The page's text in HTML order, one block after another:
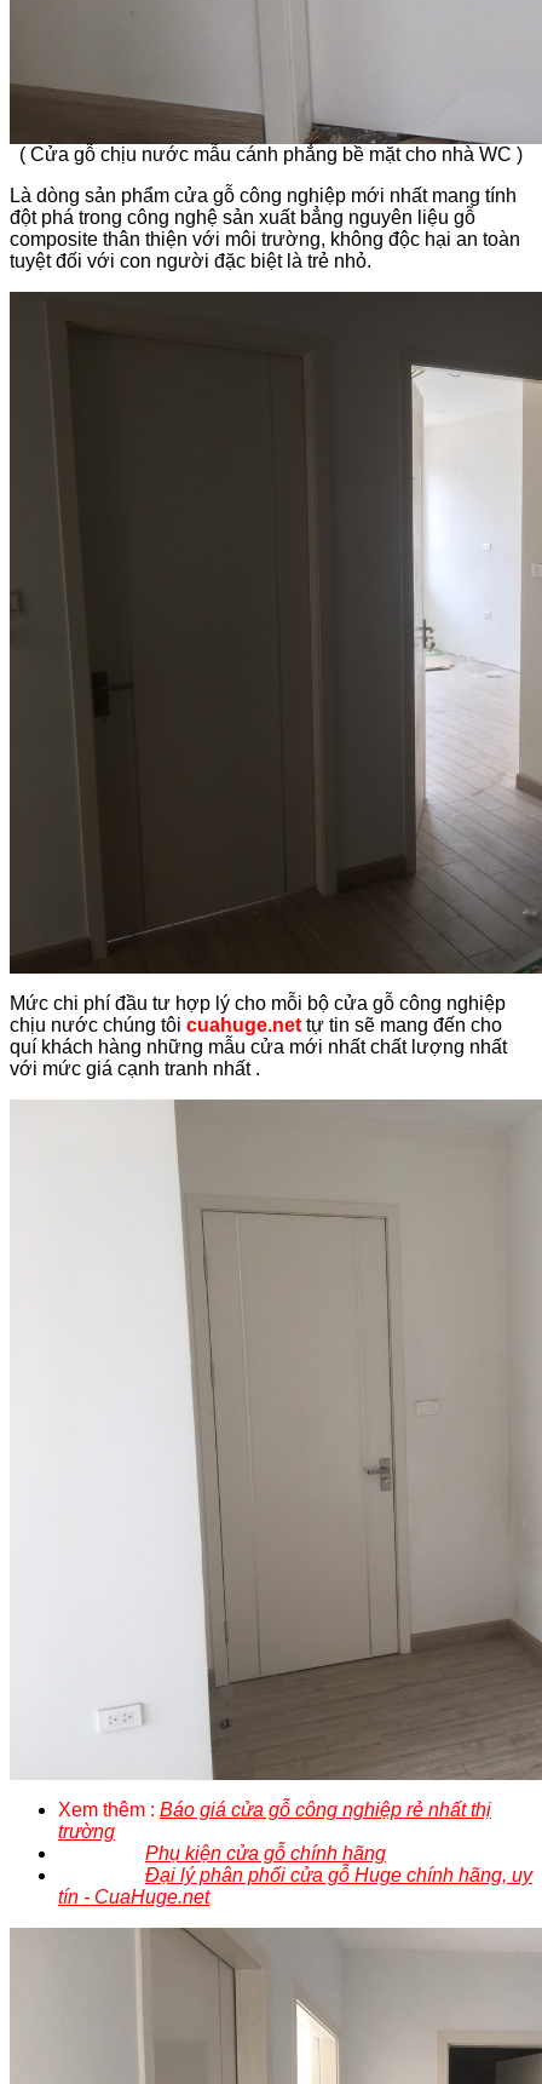
( Cửa gỗ chịu nước mẫu cánh phẳng bề mặt cho nhà WC )
Là dòng sản phẩm cửa gỗ công nghiệp mới nhất mang tính
đột phá trong công nghệ sản xuất bẳng nguyên liệu gỗ
composite thân thiện với môi trường, không độc hại an toàn
tuyệt đối với con người đặc biệt là trẻ nhỏ.
Mức chi phí đầu tư hợp lý cho mỗi bộ cửa gỗ công nghiệp
chịu nước chúng tôi cuahuge.net tự tin sẽ mang đến cho
quí khách hàng những mẫu cửa mới nhất chất lượng nhất
với mức giá cạnh tranh nhất .
Xem thêm : Báo giá cửa gỗ công nghiệp rẻ nhất thị
trường
Phụ kiện cửa gỗ chính hãng
Đại lý phân phối cửa gỗ Huge chính hãng, uy
tín - CuaHuge.net